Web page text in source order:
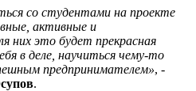
со студентами на проекте
активные и
них это будет прекрасная
в деле, научиться чему-то
предпринимателем», -
.